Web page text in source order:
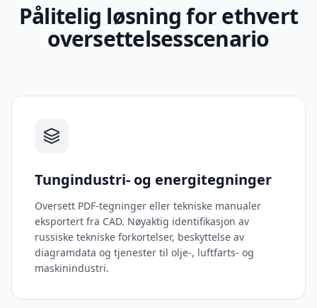
Pålitelig løsning for ethvert
oversettelsesscenario
Tungindustri- og energitegninger
Oversett PDF-tegninger eller tekniske manualer
eksportert fra CAD. Nøyaktig identifikasjon av
russiske tekniske forkortelser, beskyttelse av
diagramdata og tjenester til olje-, luftfarts- og
maskinindustri.